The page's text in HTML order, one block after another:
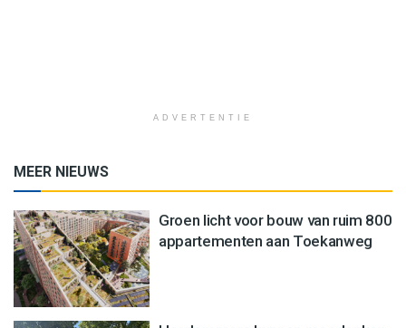
ADVERTENTIE
MEER NIEUWS
Groen licht voor bouw van ruim 800
appartementen aan Toekanweg